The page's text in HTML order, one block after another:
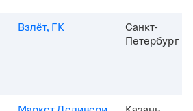
Взлёт, ГК
Санкт-
Петербург